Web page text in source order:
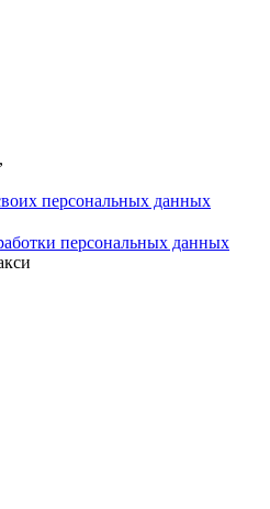
персональных данных
персональных данных